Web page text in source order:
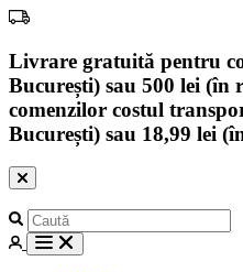
Livrare gratuită pentru
București) sau 500 lei (în
comenzilor costul
București) sau 18,99 lei